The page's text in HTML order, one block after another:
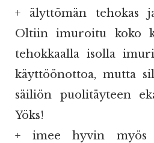
+ älyttömän tehokas
Oltiin imuroitu koko
tehokkaalla isolla
käyttöönottoa, mutta
säiliön puolitäyteen
Yöks!
+ imee hyvin myös